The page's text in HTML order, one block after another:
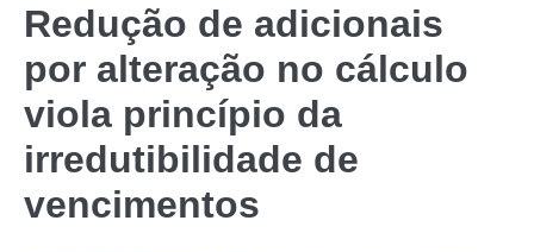
Redução de adicionais
por alteração no cálculo
viola princípio da
irredutibilidade de
vencimentos